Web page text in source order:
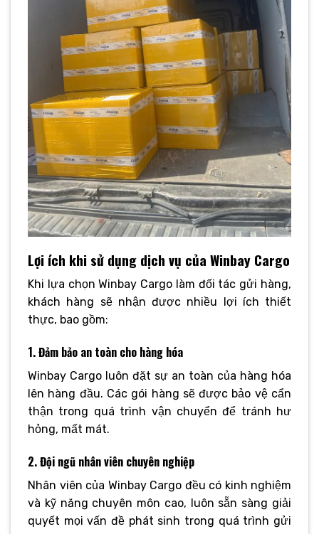
Lợi ích khi sử dụng dịch vụ của Winbay Cargo
Khi lựa chọn Winbay Cargo làm đối tác gửi hàng,
khách hàng sẽ nhận được nhiều lợi ích thiết
thực, bao gồm:
1. Đảm bảo an toàn cho hàng hóa
Winbay Cargo luôn đặt sự an toàn của hàng hóa
lên hàng đầu. Các gói hàng sẽ được bảo vệ cẩn
thận trong quá trình vận chuyển để tránh hư
hỏng, mất mát.
2. Đội ngũ nhân viên chuyên nghiệp
Nhân viên của Winbay Cargo đều có kinh nghiệm
và kỹ năng chuyên môn cao, luôn sẵn sàng giải
quyết mọi vấn đề phát sinh trong quá trình gửi